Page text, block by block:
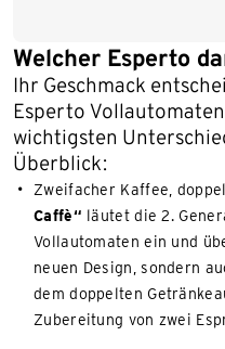
Welcher Esperto
Ihr Geschmack
Esperto
wichtigsten
Überblick:
Zweifacher Kaffee,
Caffè“ läutet die 2.
Vollautomaten ein und
neuen Design, sondern
dem doppelten
Zubereitung von zwei